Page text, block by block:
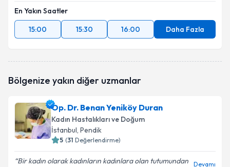
En Yakın Saatler
15:00
15:30 16:00 Daha Fazla
Bölgenize yakın diğer uzmanlar
Op. Dr. Benan Yeniköy Duran
Kadın Hastalıkları ve Doğum
İstanbul, Pendik
5 (31 Değerlendirme)
Bir kadın olarak kadınların kadınlara olan tutumundan
Devamı